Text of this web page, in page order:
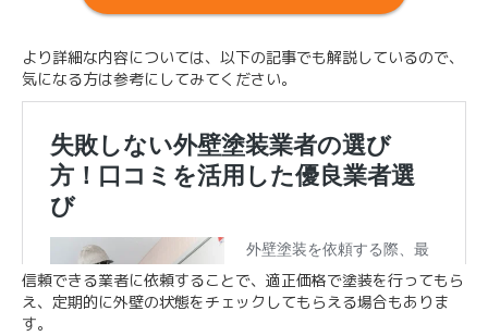
より詳細な内容については、以下の記事でも解説しているので、
気になる方は参考にしてみてください。
信頼できる業者に依頼することで、適正価格で塗装を行ってもら
え、定期的に外壁の状態をチェックしてもらえる場合もありま
す。